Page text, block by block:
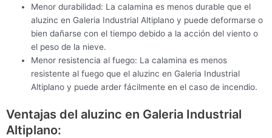
Menor durabilidad: La calamina es menos durable que el
aluzinc en Galeria Industrial Altiplano y puede deformarse o
bien dañarse con el tiempo debido a la acción del viento o
el peso de la nieve.
Menor resistencia al fuego: La calamina es menos
resistente al fuego que el aluzinc en Galeria Industrial
Altiplano y puede arder fácilmente en el caso de incendio.
Ventajas del aluzinc en Galeria Industrial
Altiplano: